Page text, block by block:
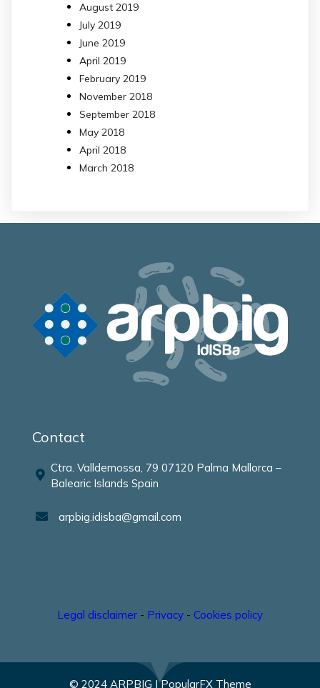
August 2019
July 2019
June 2019
April 2019
February 2019
November 2018
September 2018
May 2018
April 2018
March 2018
Contact
Ctra. Valldemossa, 79 07120 Palma Mallorca –
Balearic Islands Spain
arpbig.idisba@gmail.com
Legal disclaimer - Privacy - Cookies policy
© 2024 ARPBIG |PopularFX Theme